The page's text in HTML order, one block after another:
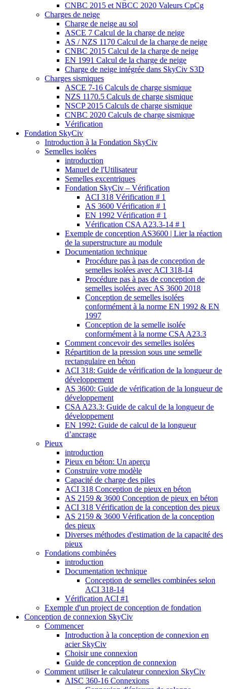
CNBC 2015 et NBCC 2020 Valeurs CpCg
Charges de neige
Charge de neige au sol
ASCE 7 Calcul de la charge de neige
AS / NZS 1170 Calcul de la charge de neige
CNBC 2015 Calcul de la charge de neige
EN 1991 Calcul de la charge de neige
Charge de neige intégrée dans SkyCiv S3D
Charges sismiques
ASCE 7-16 Calculs de charge sismique
NZS 1170.5 Calculs de charge sismique
NSCP 2015 Calculs de charge sismique
CNBC 2020 Calculs de charge sismique
Vérification
Fondation SkyCiv
Introduction à la Fondation SkyCiv
Semelles isolées
introduction
Manuel de l'Utilisateur
Semelles excentriques
Fondation SkyCiv – Vérification
ACI 318 Vérification # 1
AS 3600 Vérification # 1
EN 1992 Vérification # 1
Vérification CSA A23.3-14 # 1
Exemple de conception AS3600 | Lier la réaction
de la superstructure au module
Documentation technique
Procédure pas à pas de conception de
semelles isolées avec ACI 318-14
Procédure pas à pas de conception de
semelles isolées avec AS 3600 2018
Conception de semelles isolées
conformément à la norme EN 1992 & EN
1997
Conception de la semelle isolée
conformément à la norme CSA A23.3
Comment concevoir des semelles isolées
Répartition de la pression sous une semelle
rectangulaire en béton
ACI 318: Guide de vérification de la longueur de
développement
AS 3600: Guide de vérification de la longueur de
développement
CSA A23.3: Guide de calcul de la longueur de
développement
EN 1992: Guide de calcul de la longueur
d’ancrage
Pieux
introduction
Pieux en béton: Un aperçu
Construire votre modèle
Capacité de charge des piles
ACI 318 Conception de pieux en béton
AS 2159 & 3600 Conception de pieux en béton
ACI 318 Vérification de la conception des pieux
AS 2159 & 3600 Vérification de la conception
des pieux
Diverses méthodes d'estimation de la capacité des
pieux
Fondations combinées
introduction
Documentation technique
Conception de semelles combinées selon
ACI 318-14
Vérification ACI #1
Exemple d'un project de conception de fondation
Conception de connexion SkyCiv
Commencer
Introduction à la conception de connexion en
acier SkyCiv
Choisir une connexion
Guide de conception de connexion
Comment utiliser le calculateur connexion SkyCiv
AISC 360-16 Connexions